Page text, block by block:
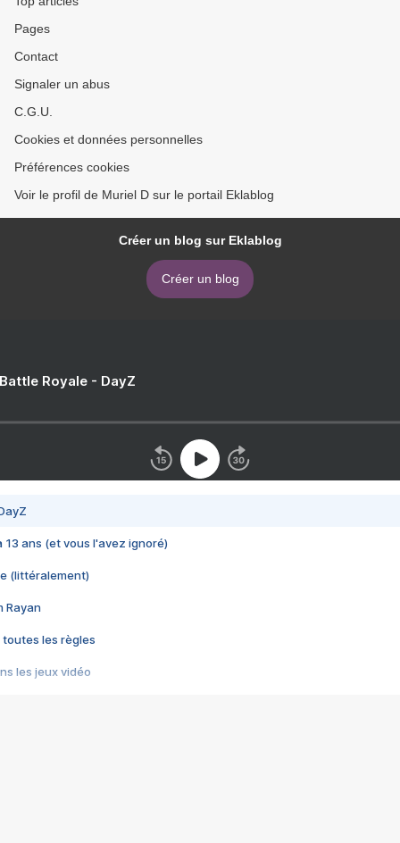
Pages
Contact
Signaler un abus
C.G.U.
Cookies et données personnelles
Préférences cookies
Voir le profil de Muriel D sur le portail Eklablog
Créer un blog sur Eklablog
Créer un blog
Royale - DayZ
13 ans (et vous l'avez ignoré)
(littéralement)
Rayan
toutes les règles
les jeux vidéo